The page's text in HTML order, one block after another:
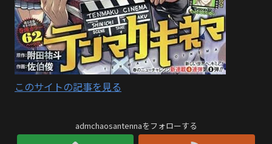
このサイトの記事を見る
admchaosantennaをフォローする